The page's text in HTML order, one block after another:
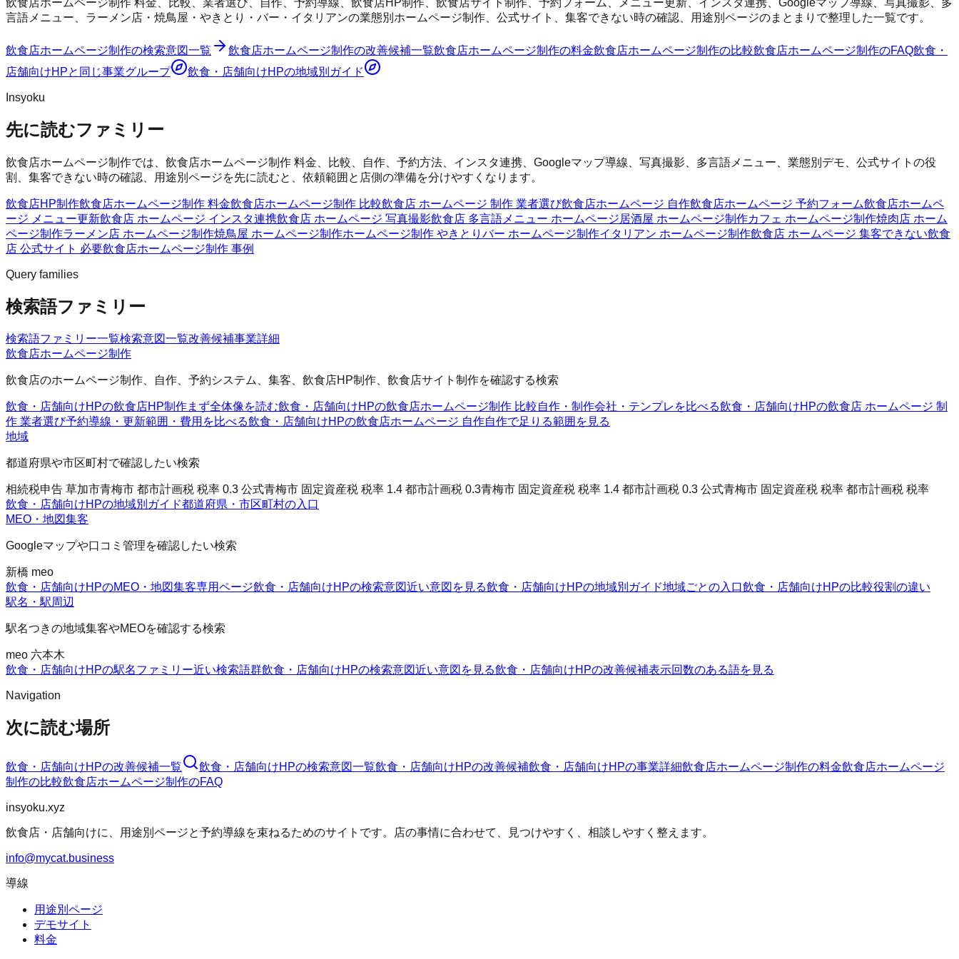
言語メニュー、ラーメン店・焼鳥屋・やきとり・バー・イタリアンの業態別ホームページ制作、公式サイト、集客できない時の確認、用途別ページのまとまりで整理した一覧です。
飲食店ホームページ制作の検索意図一覧 飲食店ホームページ制作の改善候補一覧飲食店ホームページ制作の料金飲食店ホームページ制作の比較飲食店ホームページ制作のFAQ飲食・
店舗向けHPと同じ事業グループ 飲食・店舗向けHPの地域別ガイド
Insyoku
先に読むファミリー
飲食店ホームページ制作では、飲食店ホームページ制作 料金、比較、自作、予約方法、インスタ連携、Googleマップ導線、写真撮影、多言語メニュー、業態別デモ、公式サイトの役
割、集客できない時の確認、用途別ページを先に読むと、依頼範囲と店側の準備を分けやすくなります。
飲食店HP制作飲食店ホームページ制作 料金飲食店ホームページ制作 比較飲食店 ホームページ 制作 業者選び飲食店ホームページ 自作飲食店ホームページ 予約フォーム飲食店ホームペ
ージ メニュー更新飲食店 ホームページ インスタ連携飲食店 ホームページ 写真撮影飲食店 多言語メニュー ホームページ居酒屋 ホームページ制作カフェ ホームページ制作焼肉店 ホーム
ページ制作ラーメン店 ホームページ制作焼鳥屋 ホームページ制作ホームページ制作 やきとり バー ホームページ制作イタリアン ホームページ制作飲食店 ホームページ 集客できない飲食
店 公式サイト 必要飲食店ホームページ制作 事例
Query families
検索語ファミリー
検索語ファミリー一覧検索意図一覧改善候補事業詳細
飲食店ホームページ制作
飲食店のホームページ制作、自作、予約システム、集客、飲食店HP制作、飲食店サイト制作を確認する検索
飲食・店舗向けHPの飲食店HP制作まず全体像を読む飲食・店舗向けHPの飲食店ホームページ制作 比較自作・制作会社・テンプレを比べる飲食・店舗向けHPの飲食店 ホームページ 制
作 業者選び予約導線・更新範囲・費用を比べる飲食・店舗向けHPの飲食店ホームページ 自作自作で足りる範囲を見る
地域
都道府県や市区町村で確認したい検索
相続税申告 草加市青梅市 都市計画税 税率 0.3 公式青梅市 固定資産税 税率 1.4 都市計画税 0.3青梅市 固定資産税 税率 1.4 都市計画税 0.3 公式青梅市 固定資産税 税率 都市計画税 税率
飲食・店舗向けHPの地域別ガイド都道府県・市区町村の入口
MEO・地図集客
Googleマップや口コミ管理を確認したい検索
新橋 meo
飲食・店舗向けHPのMEO・地図集客専用ページ飲食・店舗向けHPの検索意図近い意図を見る飲食・店舗向けHPの地域別ガイド地域ごとの入口飲食・店舗向けHPの比較役割の違い
駅名・駅周辺
駅名つきの地域集客やMEOを確認する検索
meo 六本木
飲食・店舗向けHPの駅名ファミリー近い検索語群飲食・店舗向けHPの検索意図近い意図を見る飲食・店舗向けHPの改善候補表示回数のある語を見る
Navigation
次に読む場所
飲食・店舗向けHPの改善候補一覧 飲食・店舗向けHPの検索意図一覧飲食・店舗向けHPの改善候補飲食・店舗向けHPの事業詳細飲食店ホームページ制作の料金飲食店ホームページ
制作の比較飲食店ホームページ制作のFAQ
insyoku.xyz
飲食店・店舗向けに、用途別ページと予約導線を束ねるためのサイトです。店の事情に合わせて、見つけやすく、相談しやすく整えます。
info@mycat.business
導線
用途別ページ
デモサイト
料金